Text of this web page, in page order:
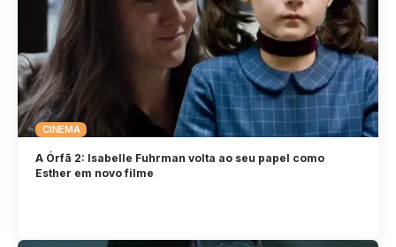
CINEMA
A Órfã 2: Isabelle Fuhrman volta ao seu papel como
Esther em novo filme